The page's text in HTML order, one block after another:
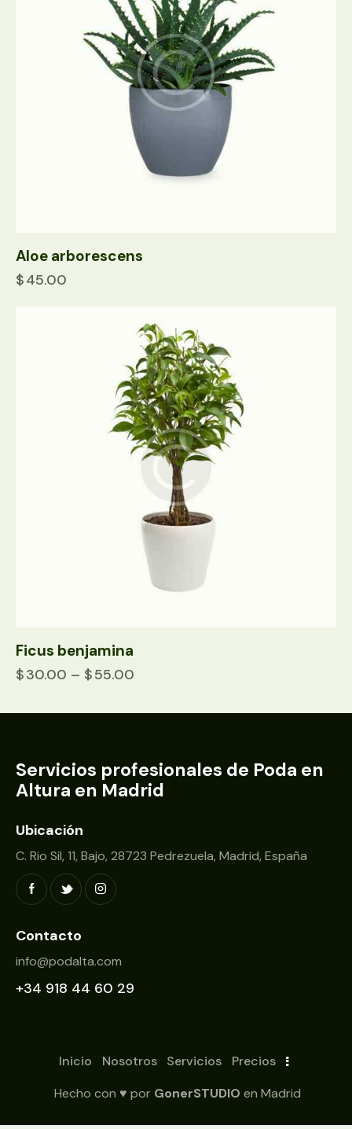
Aloe arborescens
$45.00
Ficus benjamina
$30.00 – $55.00
Servicios profesionales de Poda en
Altura en Madrid
Ubicación
C. Rio Sil, 11, Bajo, 28723 Pedrezuela, Madrid, España
Contacto
info@podalta.com
+34 918 44 60 29
Inicio Nosotros Servicios
Precios
Hecho con ♥ por GonerSTUDIO en Madrid